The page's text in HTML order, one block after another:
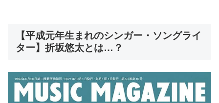
【平成元年生まれのシンガー・ソングライ
ター】折坂悠太とは…？